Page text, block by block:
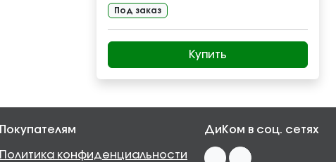
Под заказ
Купить
Покупателям
Политика конфиденциальности
ДиКом в соц. сетях